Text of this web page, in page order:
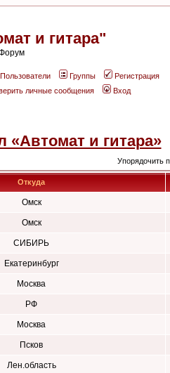
и гитара"
Пользователи Группы
Регистрация
личные сообщения Вход
«Автомат и гитара»
Упорядочить
Откуда
Омск
Омск
СИБИРЬ
Екатеринбург
Москва
РФ
Москва
Псков
Лен.область